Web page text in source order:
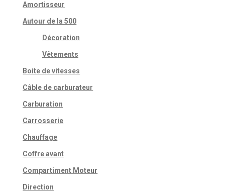
Amortisseur
Autour de la 500
Décoration
Vêtements
Boite de vitesses
Câble de carburateur
Carburation
Carrosserie
Chauffage
Coffre avant
Compartiment Moteur
Direction